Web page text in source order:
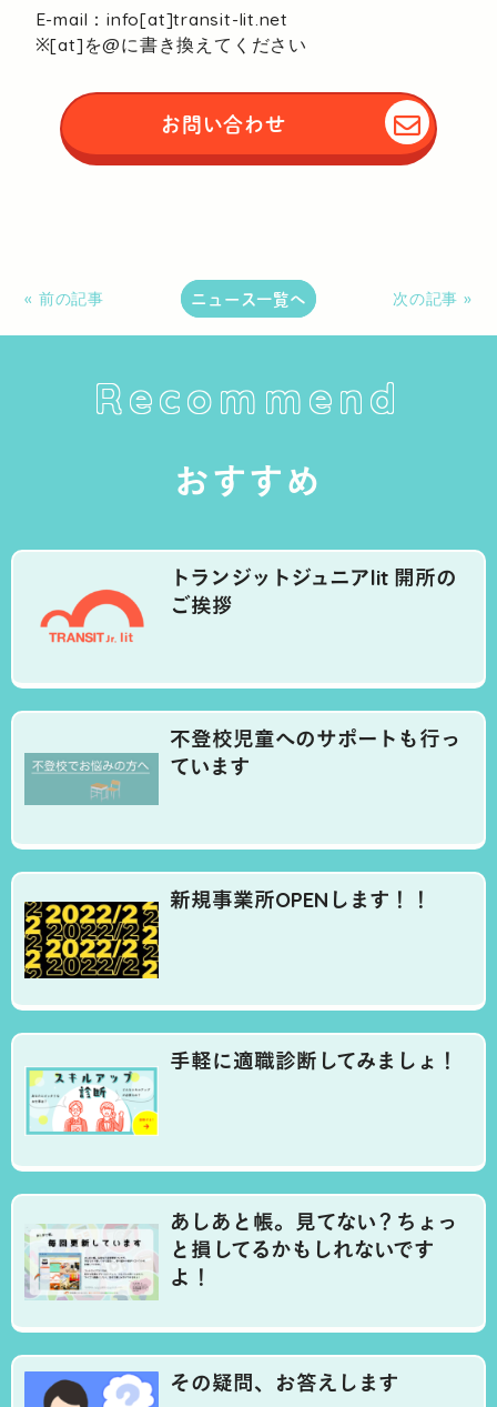
E-mail：info[at]transit-lit.net
※[at]を@に書き換えてください
お問い合わせ
« 前の記事 ニュース一覧へ 次の記事 »
Recommend
おすすめ
トランジットジュニアlit 開所の
ご挨拶
不登校児童へのサポートも行っ
ています
新規事業所OPENします！！
手軽に適職診断してみましょ！
あしあと帳。見てない？ちょっ
と損してるかもしれないです
よ！
その疑問、お答えします